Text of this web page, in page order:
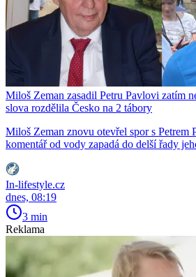
Miloš Zeman zasadil Petru Pavlovi zatím
slova rozdělila Česko na 2 tábory
Miloš Zeman znovu otevřel spor s Petrem
komentář od vody zapadá do delší řady
In-lifestyle.cz
dnes, 08:19
3 min
Reklama